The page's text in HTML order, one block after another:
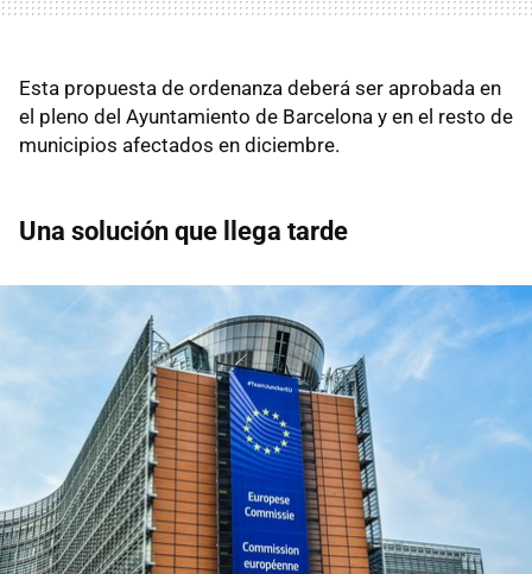
Esta propuesta de ordenanza deberá ser aprobada en
el pleno del Ayuntamiento de Barcelona y en el resto de
municipios afectados en diciembre.
Una solución que llega tarde